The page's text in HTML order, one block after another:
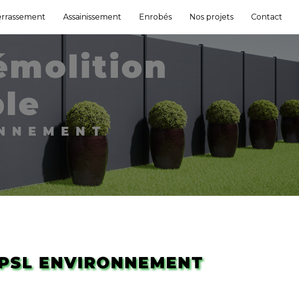
Assainissement Enrobés Nos projets Contact
ENVIRONNEMENT